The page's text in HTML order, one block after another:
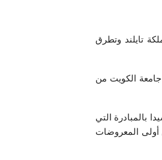
تايلند وتطرق
جامعة الكويت من
بالمبادرة التي
أولى المعروضات